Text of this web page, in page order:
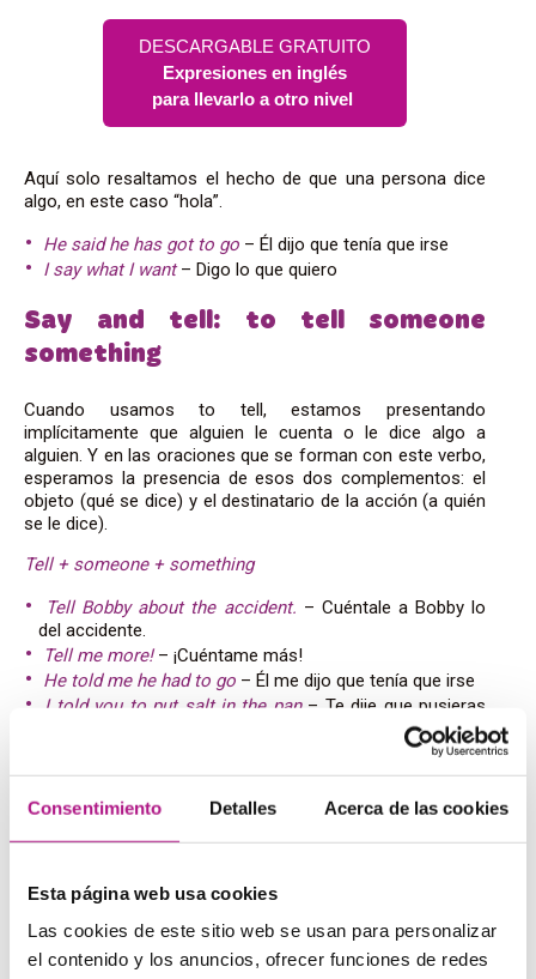
Consentimiento Detalles Acerca de las cookies
Esta página web usa cookies
Las cookies de este sitio web se usan para personalizar
el contenido y los anuncios, ofrecer funciones de redes
DESCARGABLE GRATUITO
Expresiones en inglés
para llevarlo a otro nivel
Aquí solo resaltamos el hecho de que una persona dice
algo, en este caso “hola”.
He said he has got to go – Él dijo que tenía que irse
I say what I want– Digo lo que quiero
Say and tell: to tell someone
something
Cuando usamos to tell, estamos presentando
implícitamente que alguien le cuenta o le dice algo a
alguien. Y en las oraciones que se forman con este verbo,
esperamos la presencia de esos dos complementos: el
objeto (qué se dice) y el destinatario de la acción (a quién
se le dice).
Tell + someone + something
Tell Bobby about the accident. – Cuéntale a Bobby lo
del accidente.
Tell me more!– ¡Cuéntame más!
He told me he had to go – Él me dijo que tenía que irse
I told you to put salt in the pan– Te dije que pusieras
– Te dije que me dejaras en
paz
Errores comunes: cómo no
equivocarnos